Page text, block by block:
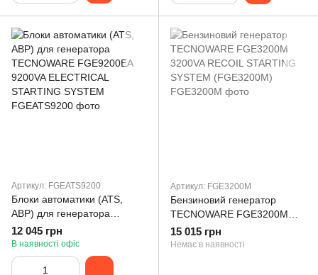
Артикул: FGEATS9200
Блоки автоматики (ATS,
АВР) для генератора
TECNOWARE FGE9200EA
9200VA ELECTRICAL
STARTING SYSTEM
12 045 грн
В наявності офіс
Артикул: FGE3200M
Бензиновий генератор
TECNOWARE FGE3200M
3200VA RECOIL STARTING
SYSTEM (FGE3200M)
15 015 грн
Немає в наявності